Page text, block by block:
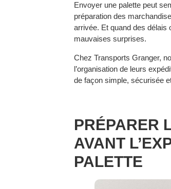
Envoyer une palette peut
préparation des
arrivée. Et quand des délais
mauvaises surprises.
Chez Transports Granger,
l’organisation de leurs
de façon simple, sécurisée
PRÉPARER
AVANT
PALETTE